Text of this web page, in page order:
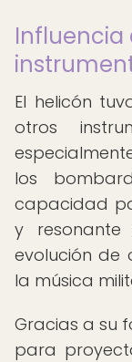
Influencia
El helicón
otros
los
capacidad
y
evolución de
la música
Gracias a su
para